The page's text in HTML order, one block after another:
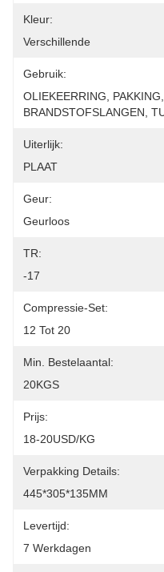
Kleur:
Verschillende
Gebruik:
OLIEKEERRING,
BRANDSTOFSLANGEN,
Uiterlijk:
PLAAT
Geur:
Geurloos
TR:
-17
Compressie-Set:
12 Tot 20
Min. Bestelaantal:
20KGS
Prijs:
18-20USD/KG
Verpakking Details:
445*305*135MM
Levertijd:
7 Werkdagen